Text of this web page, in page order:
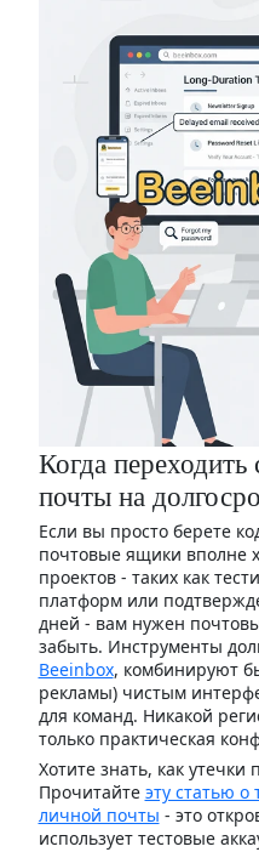
Когда
почты на
Если вы просто берете
почтовые ящики вполне
проектов - таких как
платформ или
дней - вам нужен
забыть. Инструменты
Beeinbox, комбинируют
рекламы) чистым
для команд. Никакой
только практическая
Хотите знать, как утечки
Прочитайте эту статью о
личной почты - это
использует тестовые